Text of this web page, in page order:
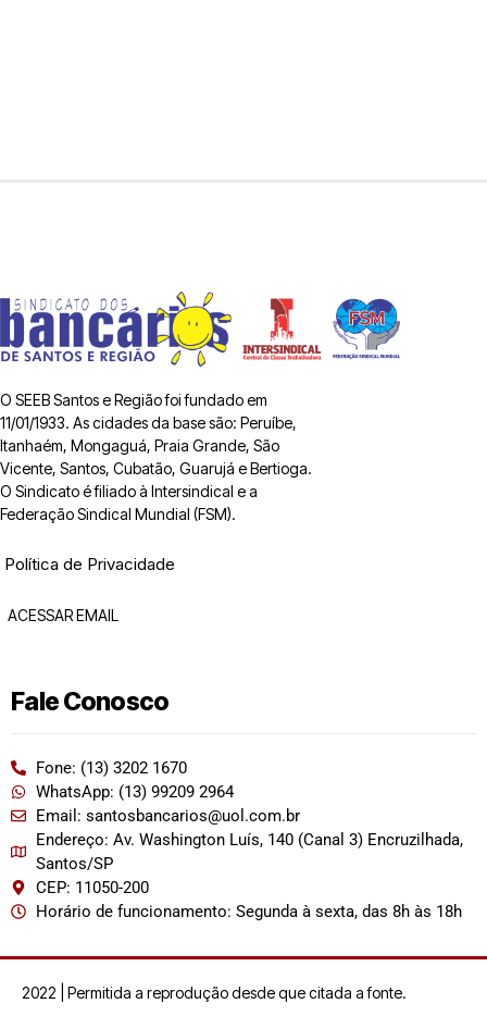
O SEEB Santos e Região foi fundado em
11/01/1933. As cidades da base são: Peruíbe,
Itanhaém, Mongaguá, Praia Grande, São
Vicente, Santos, Cubatão, Guarujá e Bertioga.
O Sindicato é filiado à Intersindical e a
Federação Sindical Mundial (FSM).
Política de Privacidade
ACESSAR EMAIL
Fale Conosco
Fone: (13) 3202 1670
WhatsApp: (13) 99209 2964
Email: santosbancarios@uol.com.br
Endereço: Av. Washington Luís, 140 (Canal 3) Encruzilhada,
Santos/SP
CEP: 11050-200
Horário de funcionamento: Segunda à sexta, das 8h às 18h
2022 | Permitida a reprodução desde que citada a fonte.